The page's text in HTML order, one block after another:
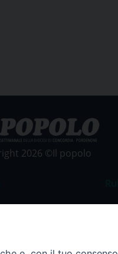
2026 ©Il popolo